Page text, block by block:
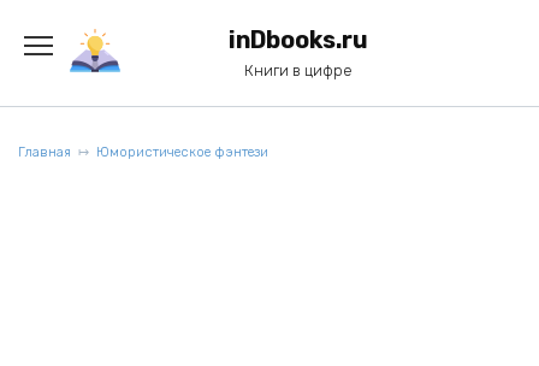
содержанию
inDbooks.ru
Книги в цифре
Главная Юмористическое фэнтези